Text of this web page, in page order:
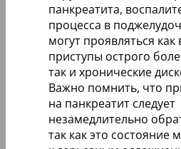
панкреатита,
процесса в
могут проявляться
приступы острого
так и хронические
Важно помнить, что
на панкреатит следует
незамедлительно
так как это состояние